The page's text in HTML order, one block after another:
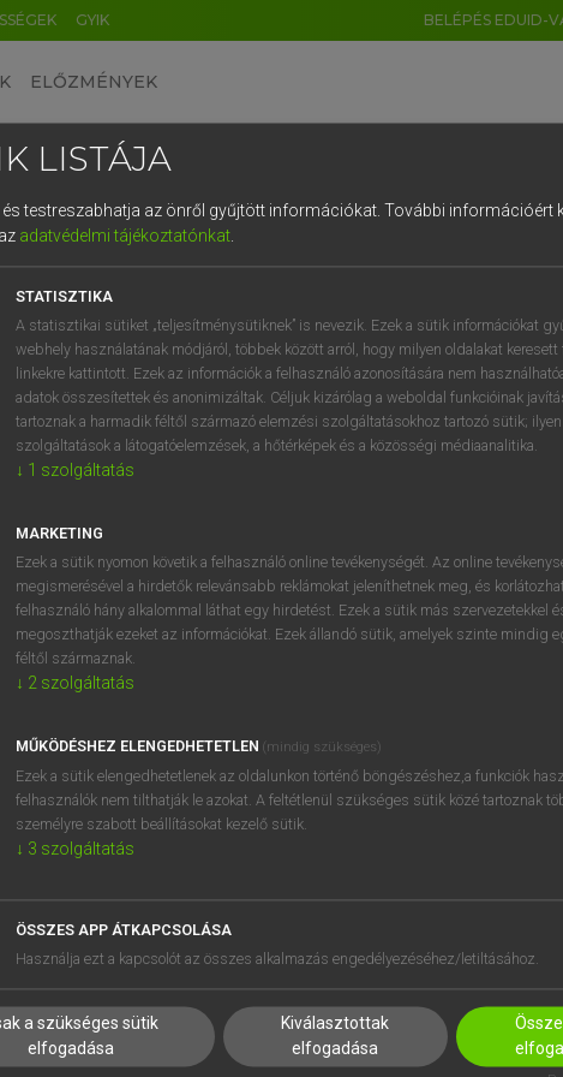
GYIK BELÉPÉS EDUID-
ELŐZMÉNYEK
szótár
VAN ELŐFIZETÉSED?
megtekintéséhez.
BELÉPÉS
próbaverziójának
regisztrálok ésbelépek.
REGISZTRÁCIÓ
MEGOLDÁSOK
SÚGÓ
RÓLUNK
SÜTI BEÁLLÍTÁSOK
LISTÁJA
és testreszabhatja az önről gyűjtött információkat. További információért
adatvédelmi tájékoztatónkat.
STATISZTIKA
A statisztikai sütiket „teljesítménysütiknek” is nevezik. Ezek a sütik információkat
webhely használatának módjáról, többek között arról, hogy milyen oldalakat keresett
linkekre kattintott. Ezek az információk a felhasználó azonosítására nem
adatok összesítettek és anonimizáltak. Céljuk kizárólag a weboldal funkcióinak
tartoznak a harmadik féltől származó elemzési szolgáltatásokhoz tartozó sütik;
szolgáltatások a látogatóelemzések, a hőtérképek és a közösségi médiaanalitika.
↓ 1 szolgáltatás
MARKETING
Ezek a sütik nyomon követik a felhasználó online tevékenységét. Az online
megismerésével a hirdetők relevánsabb reklámokat jeleníthetnek meg, és
felhasználó hány alkalommal láthat egy hirdetést. Ezek a sütik más szervezetekkel
megoszthatják ezeket az információkat. Ezek állandó sütik, amelyek szinte mindig
féltől származnak.
↓ 2 szolgáltatás
MŰKÖDÉSHEZ ELENGEDHETETLEN (mindig szükséges)
Ezek a sütik elengedhetetlenek az oldalunkon történő böngészéshez,a funkciók
felhasználók nem tilthatják le azokat. A feltétlenül szükséges sütik közé tartoznak
személyre szabott beállításokat kezelő sütik.
↓ 3 szolgáltatás
ÖSSZES APP ÁTKAPCSOLÁSA
Használja ezt a kapcsolót az összes alkalmazás engedélyezéséhez/letiltásához.
a szükséges sütik
elfogadása
Kiválasztottak
elfogadása
HU DE CN FR ES IT NL
0 1 2 3 4 5 6 7 8 9
q w e r t z u i
a s d f g h j k l é
í y x c v b n m , .